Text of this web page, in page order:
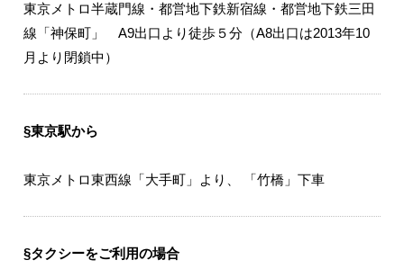
東京メトロ半蔵門線・都営地下鉄新宿線・都営地下鉄三田
線「神保町」 A9出口より徒歩５分（A8出口は2013年10
月より閉鎖中）
§東京駅から
東京メトロ東西線「大手町」より、 「竹橋」下車
§タクシーをご利用の場合